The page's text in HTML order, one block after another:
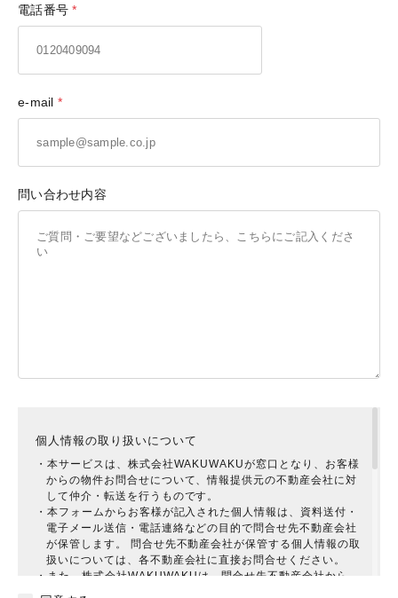
電話番号
e-mail
問い合わせ内容
個人情報の取り扱いについて
・本サービスは、株式会社WAKUWAKUが窓口となり、お客様
からの物件お問合せについて、情報提供元の不動産会社に対
して仲介・転送を行うものです。
・本フォームからお客様が記入された個人情報は、資料送付・
電子メール送信・電話連絡などの目的で問合せ先不動産会社
が保管します。 問合せ先不動産会社が保管する個人情報の取
扱いについては、各不動産会社に直接お問合せください。
・また、株式会社WAKUWAKUは、問合せ先不動産会社から、